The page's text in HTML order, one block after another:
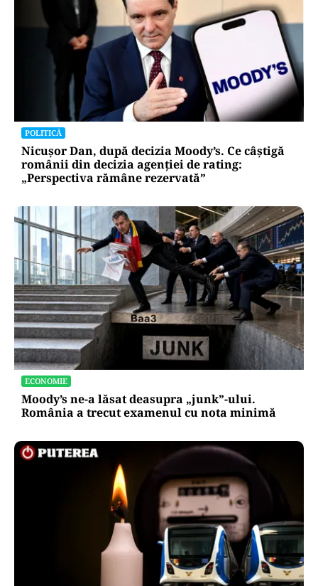
POLITICĂ
Nicușor Dan, după decizia Moody’s. Ce câștigă
românii din decizia agenției de rating:
„Perspectiva rămâne rezervată”
ECONOMIE
Moody’s ne-a lăsat deasupra „junk”-ului.
România a trecut examenul cu nota minimă